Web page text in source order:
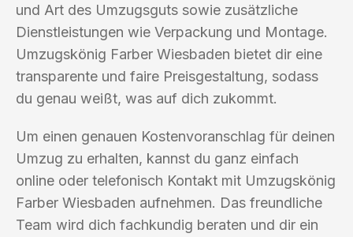
und Art des Umzugsguts sowie zusätzliche
Dienstleistungen wie Verpackung und Montage.
Umzugskönig Farber Wiesbaden bietet dir eine
transparente und faire Preisgestaltung, sodass
du genau weißt, was auf dich zukommt.
Um einen genauen Kostenvoranschlag für deinen
Umzug zu erhalten, kannst du ganz einfach
online oder telefonisch Kontakt mit Umzugskönig
Farber Wiesbaden aufnehmen. Das freundliche
Team wird dich fachkundig beraten und dir ein